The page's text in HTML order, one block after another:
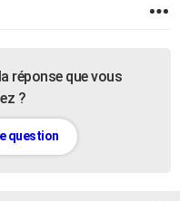
réponse que vous
?
question